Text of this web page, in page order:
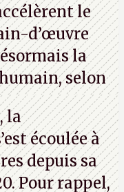
le
d’œuvre
la
selon
la
écoulée à
depuis sa
Pour rappel,